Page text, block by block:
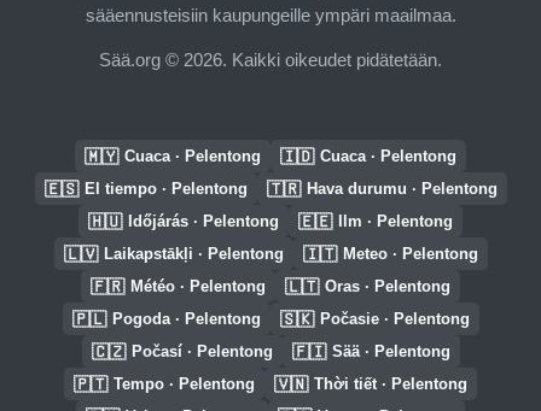
sääennusteisiin kaupungeille ympäri maailmaa.
Sää.org © 2026. Kaikki oikeudet pidätetään.
🇲🇾 Cuaca · Pelentong 🇮🇩 Cuaca · Pelentong
🇪🇸 El tiempo · Pelentong 🇹🇷 Hava durumu · Pelentong
🇭🇺 Időjárás · Pelentong 🇪🇪 Ilm · Pelentong
🇱🇻 Laikapstākļi · Pelentong 🇮🇹 Meteo · Pelentong
🇫🇷 Météo · Pelentong 🇱🇹 Oras · Pelentong
🇵🇱 Pogoda · Pelentong 🇸🇰 Počasie · Pelentong
🇨🇿 Počasí · Pelentong 🇫🇮 Sää · Pelentong
🇵🇹 Tempo · Pelentong 🇻🇳 Thời tiết · Pelentong